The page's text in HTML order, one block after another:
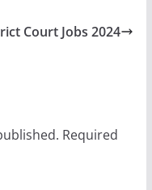
Court Jobs 2024
Required